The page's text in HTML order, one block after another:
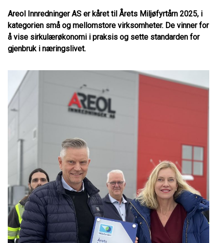
Areol Innredninger AS er kåret til Årets Miljøfyrtårn 2025, i
kategorien små og mellomstore virksomheter. De vinner for
å vise sirkulærøkonomi i praksis og sette standarden for
gjenbruk i næringslivet.